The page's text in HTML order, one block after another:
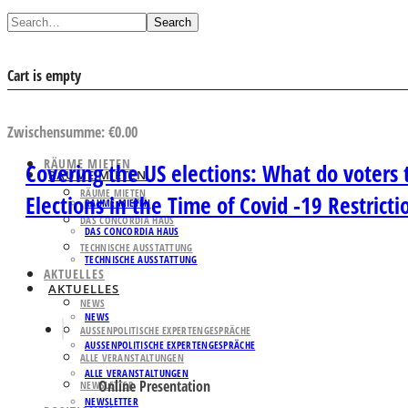
Search
Cart is empty
Zwischensumme:€0.00
RÄUME MIETEN
RÄUME MIETEN
DAS CONCORDIA HAUS
TECHNISCHE AUSSTATTUNG
AKTUELLES
NEWS
AUSSENPOLITISCHE EXPERTENGESPRÄCHE
ALLE VERANSTALTUNGEN
NEWSLETTER
RÄUME MIETEN
RÄUME MIETEN
DAS CONCORDIA HAUS
TECHNISCHE AUSSTATTUNG
AKTUELLES
NEWS
AUSSENPOLITISCHE EXPERTENGESPRÄCHE
ALLE VERANSTALTUNGEN
NEWSLETTER
Covering the US elections: What do
Elections in the Time of Covid -19
Online Presentation